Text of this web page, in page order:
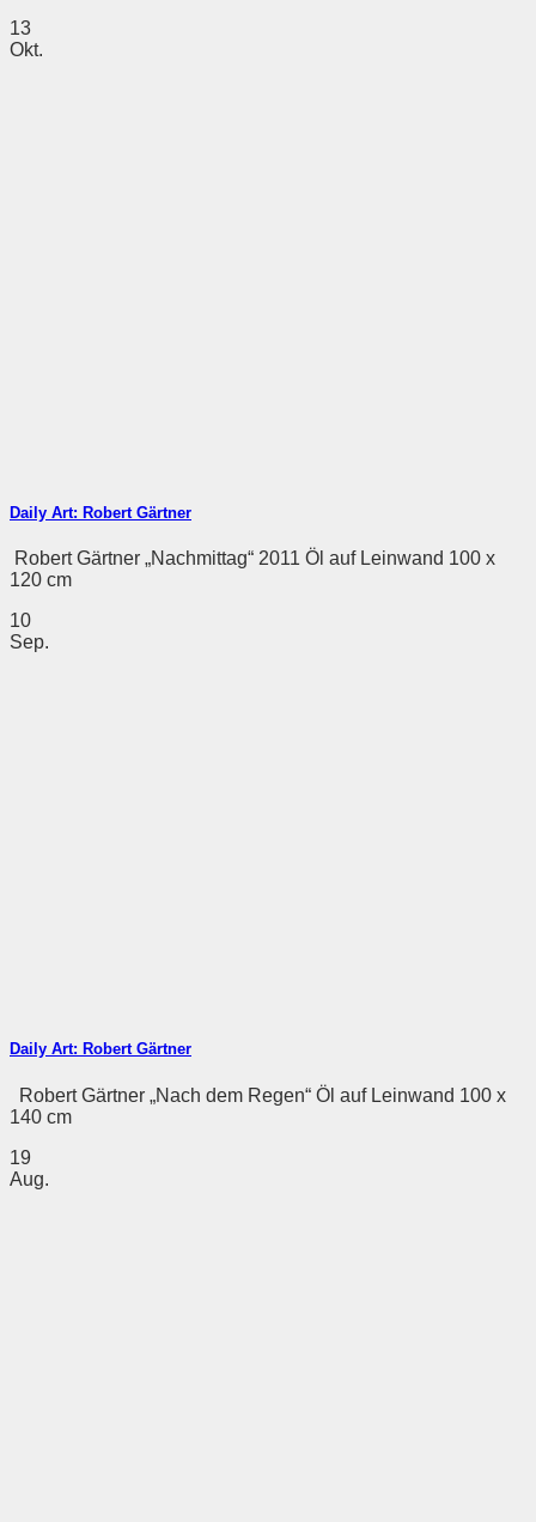
13
Okt.
Daily Art: Robert Gärtner
Robert Gärtner „Nachmittag“ 2011 Öl auf Leinwand 100 x
120 cm
10
Sep.
Daily Art: Robert Gärtner
Robert Gärtner „Nach dem Regen“ Öl auf Leinwand 100 x
140 cm
19
Aug.